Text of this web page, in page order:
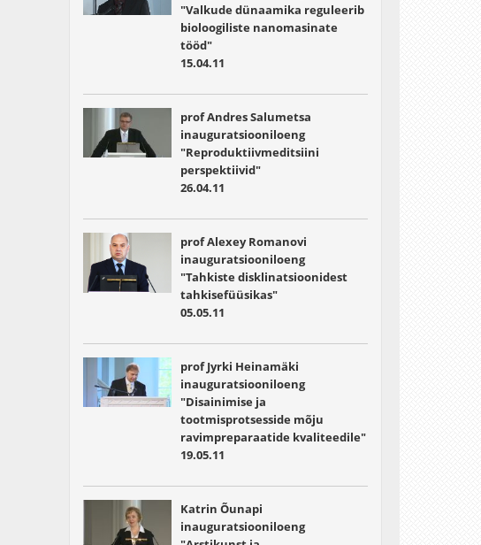
"Valkude dünaamika reguleerib
bioloogiliste nanomasinate
tööd"
15.04.11
prof Andres Salumetsa
inauguratsiooniloeng
"Reproduktiivmeditsiini
perspektiivid"
26.04.11
prof Alexey Romanovi
inauguratsiooniloeng
"Tahkiste disklinatsioonidest
tahkisefüüsikas"
05.05.11
prof Jyrki Heinamäki
inauguratsiooniloeng
"Disainimise ja
tootmisprotsesside mõju
ravimpreparaatide kvaliteedile"
19.05.11
Katrin Õunapi
inauguratsiooniloeng